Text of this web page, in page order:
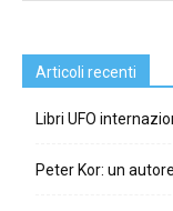
Articoli recenti
Libri UFO
Peter Kor: un